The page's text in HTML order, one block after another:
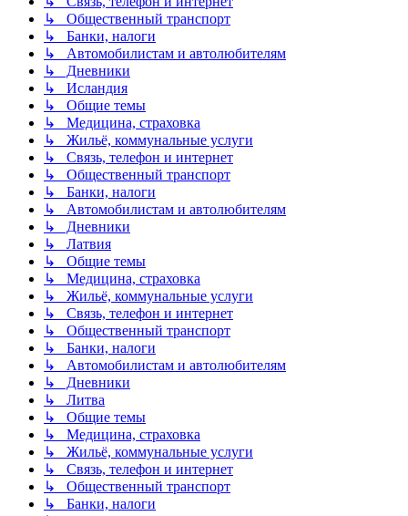
↳ Общественный транспорт
↳ Банки, налоги
↳ Автомобилистам и автолюбителям
↳ Дневники
↳ Исландия
↳ Общие темы
↳ Медицина, страховка
↳ Жильё, коммунальные услуги
↳ Связь, телефон и интернет
↳ Общественный транспорт
↳ Банки, налоги
↳ Автомобилистам и автолюбителям
↳ Дневники
↳ Латвия
↳ Общие темы
↳ Медицина, страховка
↳ Жильё, коммунальные услуги
↳ Связь, телефон и интернет
↳ Общественный транспорт
↳ Банки, налоги
↳ Автомобилистам и автолюбителям
↳ Дневники
↳ Литва
↳ Общие темы
↳ Медицина, страховка
↳ Жильё, коммунальные услуги
↳ Связь, телефон и интернет
↳ Общественный транспорт
↳ Банки, налоги